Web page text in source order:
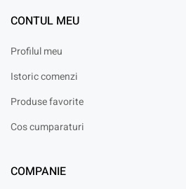
CONTUL MEU
Profilul meu
Istoric comenzi
Produse favorite
Cos cumparaturi
COMPANIE